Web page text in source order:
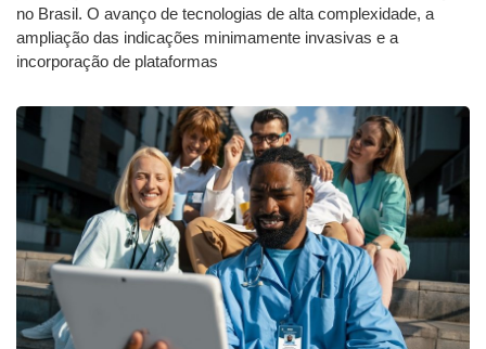
no Brasil. O avanço de tecnologias de alta complexidade, a
ampliação das indicações minimamente invasivas e a
incorporação de plataformas